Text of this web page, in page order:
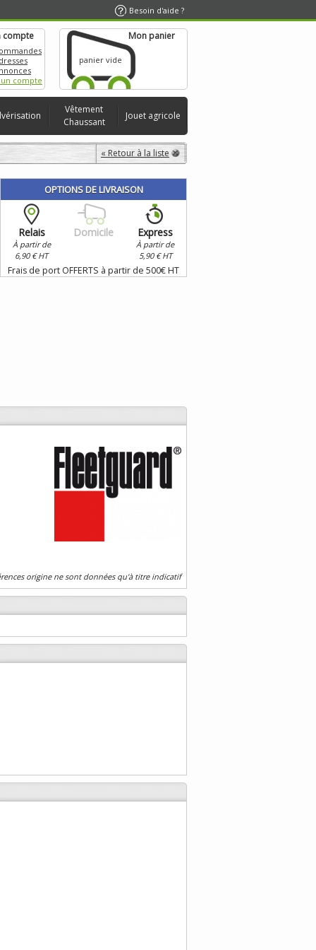
Besoin d'aide ?
compte
compte
Mon panier
panier vide
Vêtement
Chaussant
Jouet agricole
« Retour à la liste
OPTIONS DE LIVRAISON
Relais
À partir de
6,90 € HT
Domicile Express
À partir de
5,90 € HT
Frais de port OFFERTS à partir de 500€ HT
origine ne sont données qu'à titre indicatif